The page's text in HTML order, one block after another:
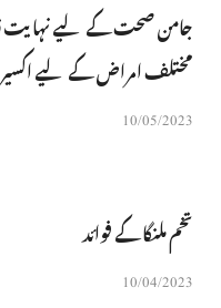
جامن صحت کے لیے نہایت
مختلف امراض کے لیے اکسیر
10/05/2023
تخم ملنگا کے فوائد
10/04/2023